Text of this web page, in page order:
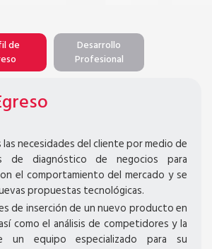
de
Desarrollo
Profesional
las necesidades del cliente por medio de
de diagnóstico de negocios para
el comportamiento del mercado y se
propuestas tecnológicas.
de inserción de un nuevo producto en
como el análisis de competidores y la
un equipo especializado para su